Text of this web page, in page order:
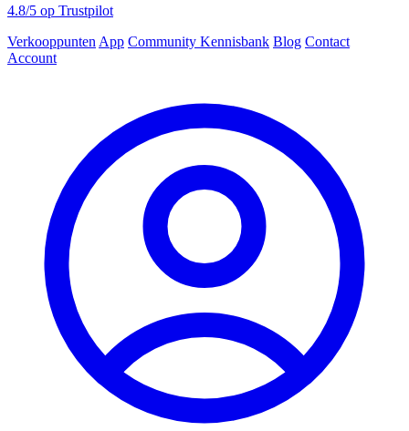
4.8/5 op Trustpilot
Verkooppunten App Community Kennisbank Blog Contact
Account